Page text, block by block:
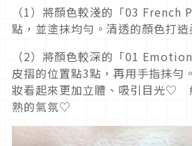
（1）將顏色較淺的「03 French
點，並塗抹均勻。清透的顏色打造
（2）將顏色較深的「01
皮摺的位置點3點，再用手指抹勻
妝看起來更加立體、吸引目光♡
熟的氣氛♡